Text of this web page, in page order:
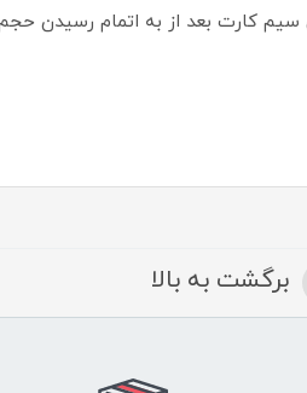
برگشت به بالا